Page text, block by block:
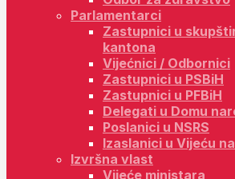
Parlamentarci
Zastupnici u
kantona
Vijećnici / Odbornici
Zastupnici u PSBiH
Zastupnici u PFBiH
Delegati u Domu
Poslanici u NSRS
Izaslanici u Vijeću
Izvršna vlast
Vijeće ministara